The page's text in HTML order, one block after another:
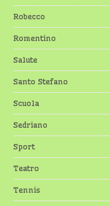
Robecco
Romentino
Salute
Santo Stefano
Scuola
Sedriano
Sport
Teatro
Tennis